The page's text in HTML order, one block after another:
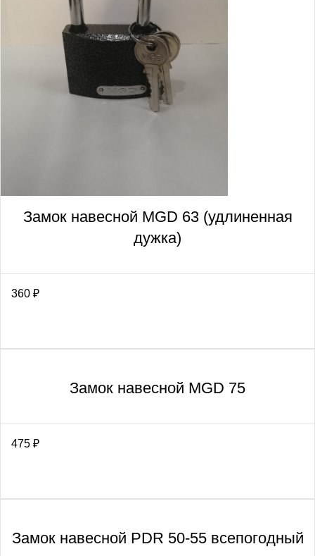
Замок навесной MGD 63 (удлиненная
дужка)
360 ₽
Замок навесной MGD 75
475 ₽
Замок навесной PDR 50-55 всепогодный